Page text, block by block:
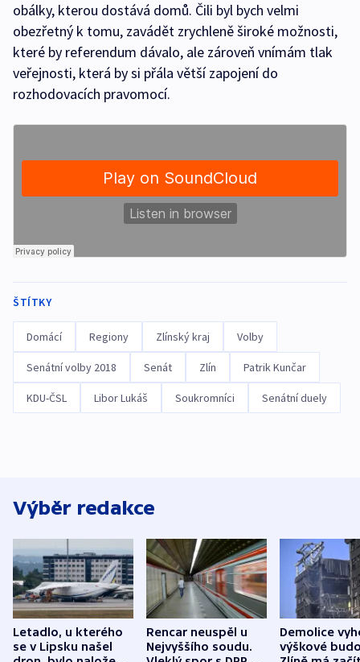
obálky, kterou dostává domů. Čili byl bych velmi
obezřetný k tomu, zavádět zrychleně široké možnosti,
které by referendum dávalo, ale zároveň vnímám tlak
veřejnosti, která by si přála větší zapojení do
rozhodovacích pravomocí.
ŠTÍTKY
Domácí Regiony Zlínský kraj Volby
Senátní volby 2018 Senát Zlín Patrik Kunčar
KDU-ČSL Libor Lukáš Soukromníci Senátní duely
Výběr redakce
Letadlo, u kterého
se v Lipsku našel
Rencar neuspěl u
Nejvyššího soudu.
Demolice
výškové